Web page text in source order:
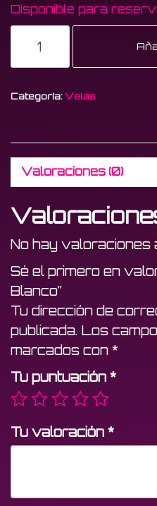
Disponible para
Chocolate
cantidad
Categoría:Velas
Valoraciones (0)
No hay valoraciones
Sé el primero en
Blanco”
Tu dirección de
publicada. Los
marcados con *
Tu puntuación *
Tu valoración *